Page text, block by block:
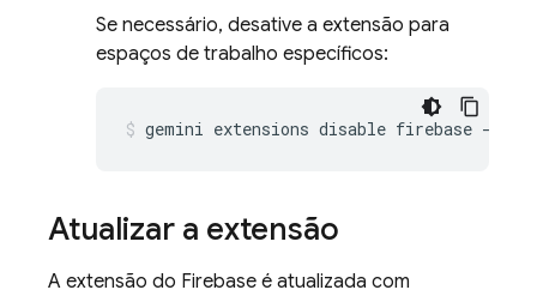
Se necessário, desative a extensão para
espaços de trabalho específicos:
gemini extensions disable firebase --
Atualizar a extensão
A extensão do Firebase é atualizada com